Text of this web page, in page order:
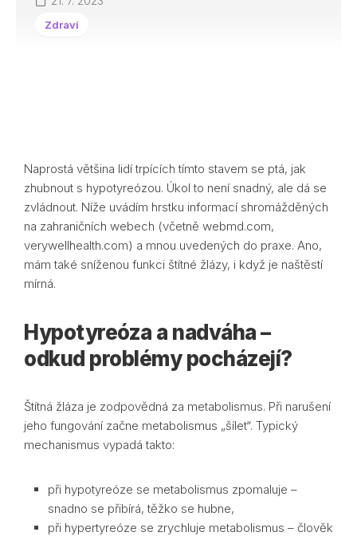
Zdraví
Naprostá většina lidí trpících tímto stavem se ptá, jak
zhubnout s hypotyreózou. Úkol to není snadný, ale dá se
zvládnout. Níže uvádím hrstku informací shromážděných
na zahraničních webech (včetně webmd.com,
verywellhealth.com) a mnou uvedených do praxe. Ano,
mám také sníženou funkci štítné žlázy, i když je naštěstí
mírná.
Hypotyreóza a nadváha –
odkud problémy pocházejí?
Štítná žláza je zodpovědná za metabolismus. Při narušení
jeho fungování začne metabolismus „šílet“. Typický
mechanismus vypadá takto:
při hypotyreóze se metabolismus zpomaluje –
snadno se přibírá, těžko se hubne,
při hypertyreóze se zrychluje metabolismus – člověk